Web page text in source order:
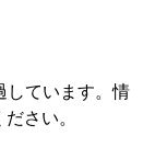
しています。情
さい。